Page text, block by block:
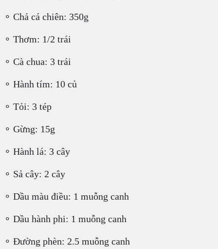
∘ Chả cá chiên: 350g
∘ Thơm: 1/2 trái
∘ Cà chua: 3 trái
∘ Hành tím: 10 củ
∘ Tỏi: 3 tép
∘ Gừng: 15g
∘ Hành lá: 3 cây
∘ Sả cây: 2 cây
∘ Dầu màu điều: 1 muỗng canh
∘ Dầu hành phi: 1 muỗng canh
∘ Đường phèn: 2.5 muỗng canh